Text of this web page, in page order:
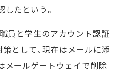
たという。
員と学生のアカウント認証
として、現在はメールに添
メールゲートウェイで削除